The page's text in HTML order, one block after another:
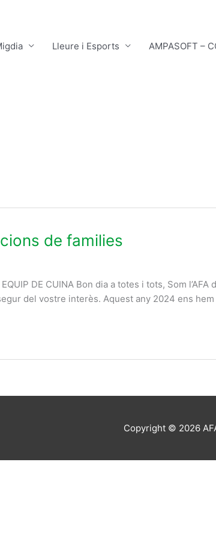
Lleure i Esports AMPASOFT –
de families
EQUIP DE CUINA Bon dia a totes i tots, Som
del vostre interès. Aquest any 2024 ens
Copyright © 2026